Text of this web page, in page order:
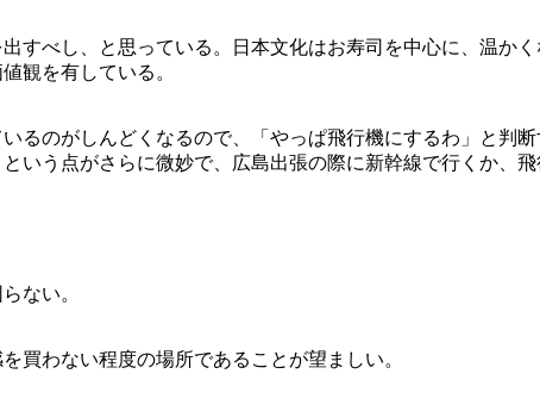
すべし、と思っている。日本文化はお寿司を中心に、温か
観を有している。
るのがしんどくなるので、「やっぱ飛行機にするわ」と判
いう点がさらに微妙で、広島出張の際に新幹線で行くか、飛
ない。
買わない程度の場所であることが望ましい。